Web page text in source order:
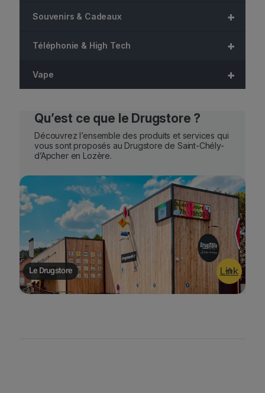
+
Souvenirs & Cadeaux
+
Téléphonie & High Tech
+
Vape
Qu’est ce que le Drugstore ?
Découvrez l’ensemble des produits et services qui
vous sont proposés au Drugstore de Saint-Chély-
d’Apcher en Lozère.
Le Drugstore Link